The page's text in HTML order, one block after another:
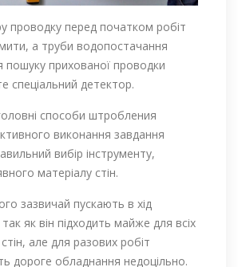
проводку перед початком робіт
а труби водопостачання
пошуку прихованої проводки
спеціальний детектор.
способи штробления
виконання завдання
вибір інструменту,
матеріалу стін.
зазвичай пускають в хід
як він підходить майже для всіх
але для разових робіт
дороге обладнання недоцільно.